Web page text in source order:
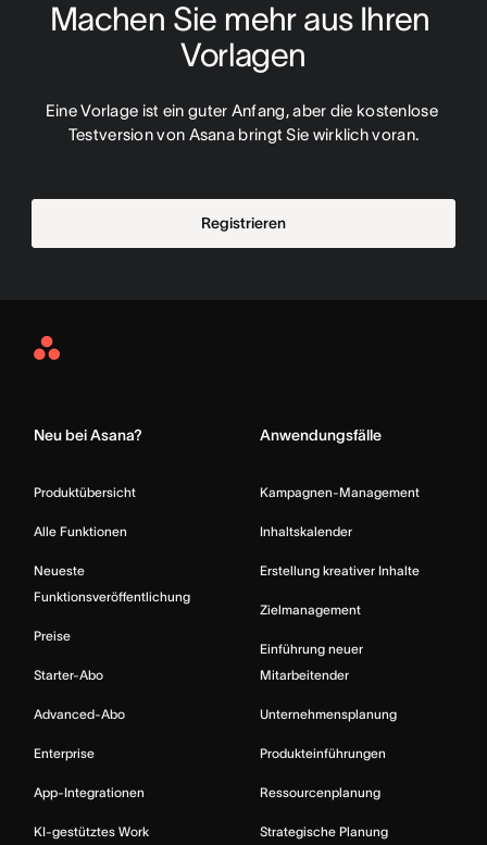
Machen Sie mehr aus Ihren
Vorlagen
Eine Vorlage ist ein guter Anfang, aber die kostenlose
Testversion von Asana bringt Sie wirklich voran.
Registrieren
Asana
Neu bei Asana?
Produktübersicht
Alle Funktionen
Neueste
Funktionsveröffentlichung
Preise
Starter-Abo
Advanced-Abo
Enterprise
App-Integrationen
KI-gestütztes Work
Anwendungsfälle
Kampagnen-Management
Inhaltskalender
Erstellung kreativer Inhalte
Zielmanagement
Einführung neuer
Mitarbeitender
Unternehmensplanung
Produkteinführungen
Ressourcenplanung
Strategische Planung